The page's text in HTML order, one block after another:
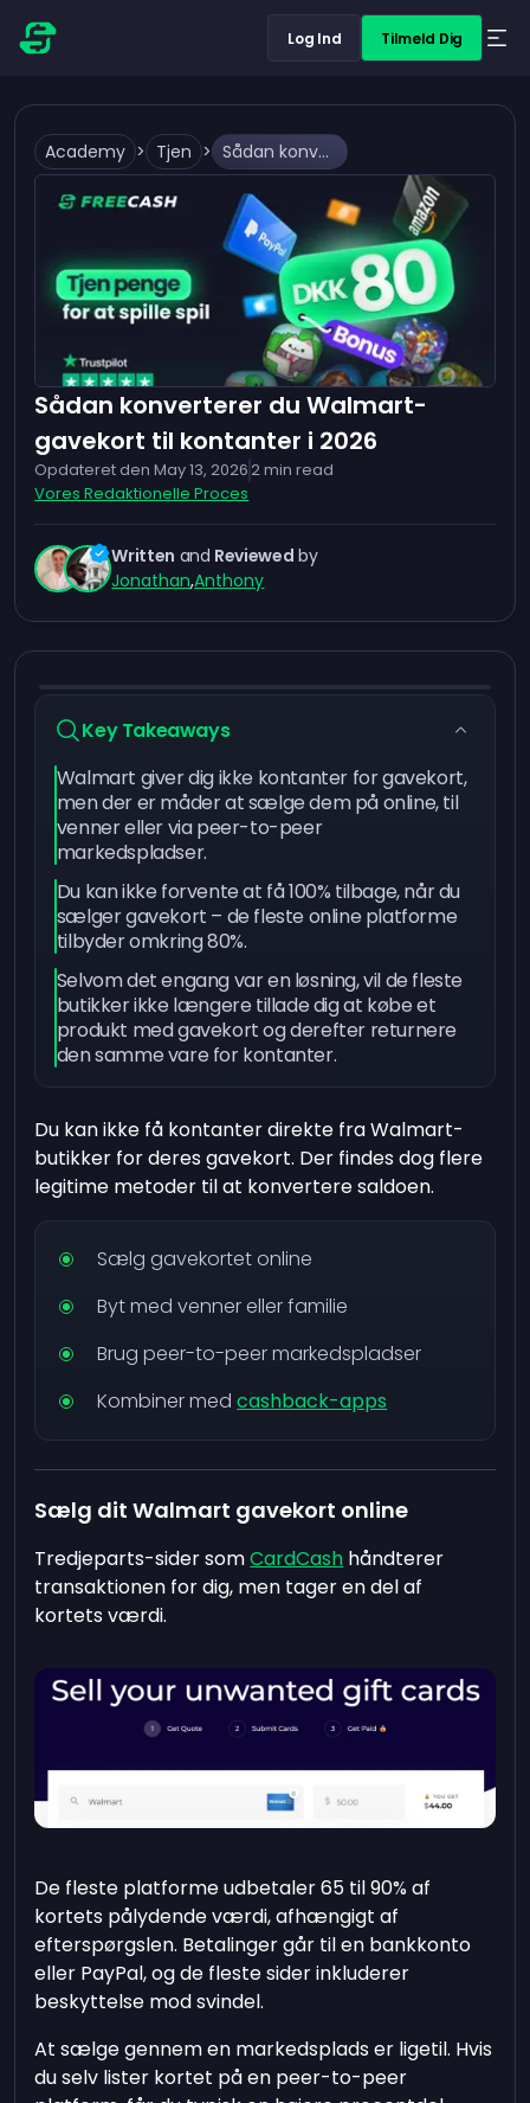
Log Ind Tilmeld Dig
Academy > Tjen > Sådan konverterer du Walmart-gavekort til kontanter i 2026
Sådan konverterer du Walmart-
gavekort til kontanter i 2026
Opdateret den May 13, 20262min read
Vores Redaktionelle Proces
Written and Reviewed by
Jonathan,Anthony
Key Takeaways
Walmart giver dig ikke kontanter for gavekort,
men der er måder at sælge dem på online, til
venner eller via peer-to-peer
markedspladser.
Du kan ikke forvente at få 100% tilbage, når du
sælger gavekort – de fleste online platforme
tilbyder omkring 80%.
Selvom det engang var en løsning, vil de fleste
butikker ikke længere tillade dig at købe et
produkt med gavekort og derefter returnere
den samme vare for kontanter.
Du kan ikke få kontanter direkte fra Walmart-
butikker for deres gavekort. Der findes dog flere
legitime metoder til at konvertere saldoen.
Sælg gavekortet online
Byt med venner eller familie
Brug peer-to-peer markedspladser
Kombiner medcashback-apps
Sælg dit Walmart gavekort online
Tredjeparts-sider somCardCash håndterer
transaktionen for dig, men tager en del af
kortets værdi.
De fleste platforme udbetaler 65 til 90% af
kortets pålydende værdi, afhængigt af
efterspørgslen. Betalinger går til en bankkonto
eller PayPal, og de fleste sider inkluderer
beskyttelse mod svindel.
At sælge gennem en markedsplads er ligetil. Hvis
du selv lister kortet på en peer-to-peer